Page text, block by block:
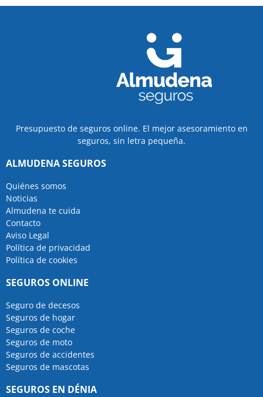
Presupuesto de seguros online. El mejor asesoramiento en
seguros, sin letra pequeña.
ALMUDENA SEGUROS
Quiénes somos
Noticias
Almudena te cuida
Contacto
Aviso Legal
Política de privacidad
Política de cookies
SEGUROS ONLINE
Seguro de decesos
Seguros de hogar
Seguros de coche
Seguros de moto
Seguros de accidentes
Seguros de mascotas
SEGUROS EN DÉNIA